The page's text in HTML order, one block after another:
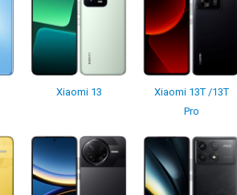
Xiaomi 13
Xiaomi 13T /13T
Pro